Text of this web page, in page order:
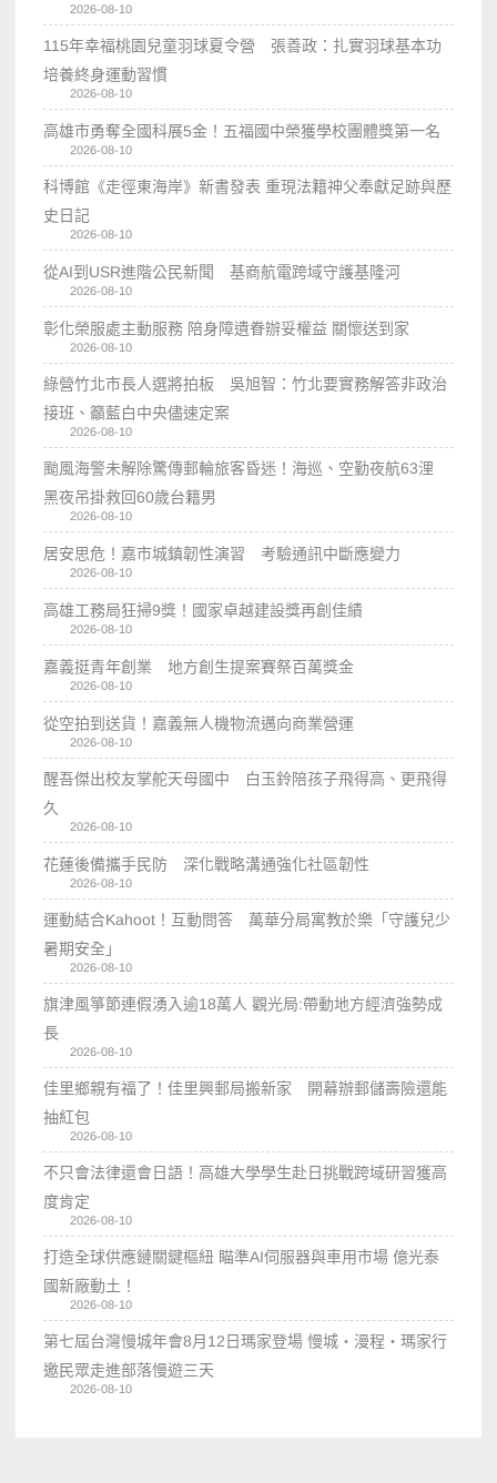
2026-08-10
115年幸福桃園兒童羽球夏令營 張善政：扎實羽球基本功
培養終身運動習慣
2026-08-10
高雄市勇奪全國科展5金！五福國中榮獲學校團體獎第一名
2026-08-10
科博館《走徑東海岸》新書發表 重現法籍神父奉獻足跡與歷
史日記
2026-08-10
從AI到USR進階公民新聞 基商航電跨域守護基隆河
2026-08-10
彰化榮服處主動服務 陪身障遺眷辦妥權益 關懷送到家
2026-08-10
綠營竹北市長人選將拍板 吳旭智：竹北要實務解答非政治
接班、籲藍白中央儘速定案
2026-08-10
颱風海警未解除驚傳郵輪旅客昏迷！海巡、空勤夜航63浬
黑夜吊掛救回60歲台籍男
2026-08-10
居安思危！嘉市城鎮韌性演習 考驗通訊中斷應變力
2026-08-10
高雄工務局狂掃9獎！國家卓越建設獎再創佳績
2026-08-10
嘉義挺青年創業 地方創生提案賽祭百萬獎金
2026-08-10
從空拍到送貨！嘉義無人機物流邁向商業營運
2026-08-10
醒吾傑出校友掌舵天母國中 白玉鈴陪孩子飛得高、更飛得
久
2026-08-10
花蓮後備攜手民防 深化戰略溝通強化社區韌性
2026-08-10
運動結合Kahoot！互動問答 萬華分局寓教於樂「守護兒少
暑期安全」
2026-08-10
旗津風箏節連假湧入逾18萬人 觀光局:帶動地方經濟強勢成
長
2026-08-10
佳里鄉親有福了！佳里興郵局搬新家 開幕辦郵儲壽險還能
抽紅包
2026-08-10
不只會法律還會日語！高雄大學學生赴日挑戰跨域研習獲高
度肯定
2026-08-10
打造全球供應鏈關鍵樞紐 瞄準AI伺服器與車用市場 億光泰
國新廠動土！
2026-08-10
第七屆台灣慢城年會8月12日瑪家登場 慢城・漫程・瑪家行
邀民眾走進部落慢遊三天
2026-08-10